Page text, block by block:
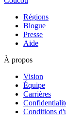
Régions
Blogue
Presse
Aide
À propos
Vision
Équipe
Carrières
Conditions